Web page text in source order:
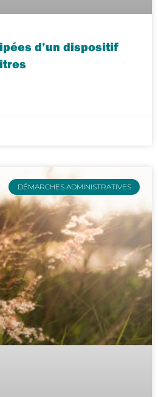
d’un dispositif
DÉMARCHES ADMINISTRATIVES